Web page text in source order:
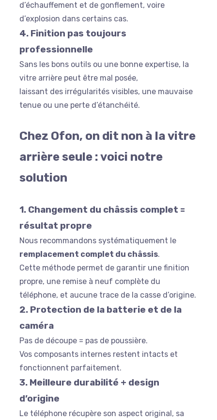
d’échauffement et de gonflement, voire
d’explosion dans certains cas.
4. Finition pas toujours
professionnelle
Sans les bons outils ou une bonne expertise, la
vitre arrière peut être mal posée,
laissant des irrégularités visibles, une mauvaise
tenue ou une perte d’étanchéité.
Chez Ofon, on dit non à la vitre
arrière seule : voici notre
solution
1. Changement du châssis complet =
résultat propre
Nous recommandons systématiquement le
remplacement complet du châssis.
Cette méthode permet de garantir une finition
propre, une remise à neuf complète du
téléphone, et aucune trace de la casse d’origine.
2. Protection de la batterie et de la
caméra
Pas de découpe = pas de poussière.
Vos composants internes restent intacts et
fonctionnent parfaitement.
3. Meilleure durabilité + design
d’origine
Le téléphone récupère son aspect original, sa